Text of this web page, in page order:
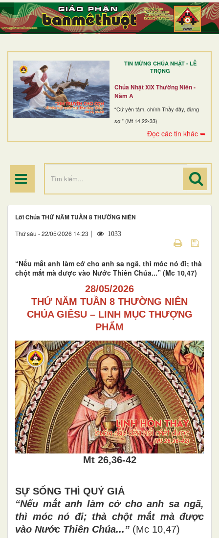
TIN MỪNG CHÚA NHẬT - LỄ
TRỌNG
Chúa Nhật XIX Thường Niên -
Năm A
“Cứ yên tâm, chính Thầy đây, đừng
sợ!” (Mt 14,22-33)
Đọc các tin khác ➥
TRANG NHẤT
GIỚI THIỆU
DÒNG TU
BAN MỤC VỤ
ĐOÀN THỂ CG
ĐIỂM HÀNH HƯƠNG
Lời Chúa THỨ NĂM TUẦN 8 THƯỜNG NIÊN
Thứ sáu - 22/05/2026 14:23 | 1033
“Nếu mắt anh làm cớ cho anh sa ngã, thì móc nó đi; thà
chột mắt mà được vào Nước Thiên Chúa...” (Mc 10,47)
28/05/2026
THỨ NĂM TUẦN 8 THƯỜNG NIÊN
CHÚA GIÊSU – LINH MỤC THƯỢNG
PHẨM
Mt 26,36-42
SỰ SỐNG THÌ QUÝ GIÁ
“Nếu mắt anh làm cớcho anh sa ngã,
thì móc nó đi; thà chột mắt mà được
vào Nước Thiên Chúa...” (Mc 10,47)